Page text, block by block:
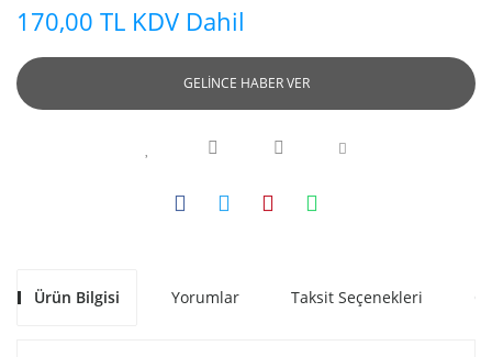
170,00 TL KDV Dahil
GELİNCE HABER VER
Ürün Bilgisi Yorumlar Taksit Seçenekleri